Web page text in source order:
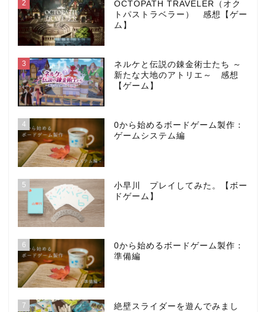
2
OCTOPATH TRAVELER（オク
トパストラベラー） 感想【ゲー
ム】
3
ネルケと伝説の錬金術士たち ～
新たな大地のアトリエ～ 感想
【ゲーム】
4
0から始めるボードゲーム製作：
ゲームシステム編
5
小早川 プレイしてみた。【ボー
ドゲーム】
6
0から始めるボードゲーム製作：
準備編
7
絶壁スライダーを遊んでみまし